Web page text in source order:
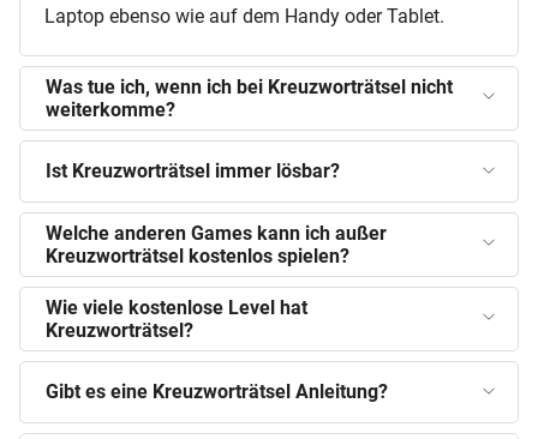
Laptop ebenso wie auf dem Handy oder Tablet.
Was tue ich, wenn ich bei Kreuzworträtsel nicht
weiterkomme?
Ist Kreuzworträtsel immer lösbar?
Welche anderen Games kann ich außer
Kreuzworträtsel kostenlos spielen?
Wie viele kostenlose Level hat
Kreuzworträtsel?
Gibt es eine Kreuzworträtsel Anleitung?